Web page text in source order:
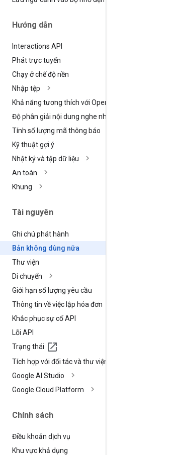
Hướng dẫn
Interactions API
Phát trực tuyến
Chạy ở chế độ nền
Nhập tệp
Khả năng tương thích với Open
Độ phân giải nội dung nghe nhìn
Tính số lượng mã thông báo
Kỹ thuật gợi ý
Nhật ký và tập dữ liệu
An toàn
Khung
Tài nguyên
Ghi chú phát hành
Bản không dùng nữa
Thư viện
Di chuyển
Giới hạn số lượng yêu cầu
Thông tin về việc lập hóa đơn
Khắc phục sự cố API
Lỗi API
Trạng thái
Tích hợp với đối tác và thư viện
Google AI Studio
Google Cloud Platform
Chính sách
Điều khoản dịch vụ
Khu vực khả dụng